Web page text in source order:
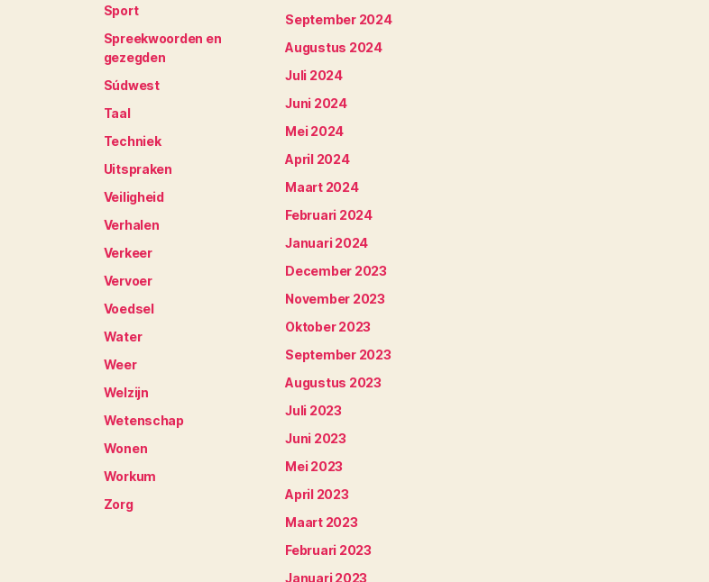
Sport
Spreekwoorden en
gezegden
Súdwest
Taal
Techniek
Uitspraken
Veiligheid
Verhalen
Verkeer
Vervoer
Voedsel
Water
Weer
Welzijn
Wetenschap
Wonen
Workum
Zorg
September 2024
Augustus 2024
Juli 2024
Juni 2024
Mei 2024
April 2024
Maart 2024
Februari 2024
Januari 2024
December 2023
November 2023
Oktober 2023
September 2023
Augustus 2023
Juli 2023
Juni 2023
Mei 2023
April 2023
Maart 2023
Februari 2023
Januari 2023